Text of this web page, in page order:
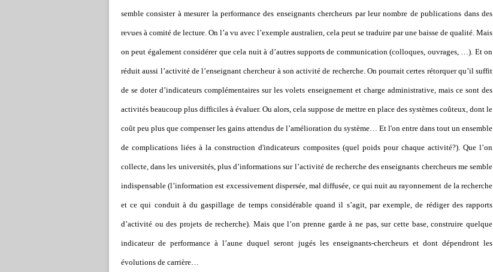
semble consister à mesurer la performance des enseignants chercheurs par leur nombre de publications dans des
revues à comité de lecture. On l’a vu avec l’exemple australien, cela peut se traduire par une baisse de qualité. Mais
on peut également considérer que cela nuit à d’autres supports de communication (colloques, ouvrages, …). Et on
réduit aussi l’activité de l’enseignant chercheur à son activité de recherche. On pourrait certes rétorquer qu’il suffit
de se doter d’indicateurs complémentaires sur les volets enseignement et charge administrative, mais ce sont des
activités beaucoup plus difficiles à évaluer. Ou alors, cela suppose de mettre en place des systèmes coûteux, dont le
coût peu plus que compenser les gains attendus de l’amélioration du système… Et l'on entre dans tout un ensemble
de complications liées à la construction d'indicateurs composites (quel poids pour chaque activité?). Que l’on
collecte, dans les universités, plus d’informations sur l’activité de recherche des enseignants chercheurs me semble
indispensable (l’information est excessivement dispersée, mal diffusée, ce qui nuit au rayonnement de la recherche
et ce qui conduit à du gaspillage de temps considérable quand il s’agit, par exemple, de rédiger des rapports
d’activité ou des projets de recherche). Mais que l’on prenne garde à ne pas, sur cette base, construire quelque
indicateur de performance à l’aune duquel seront jugés les enseignants-chercheurs et dont dépendront les
évolutions de carrière…